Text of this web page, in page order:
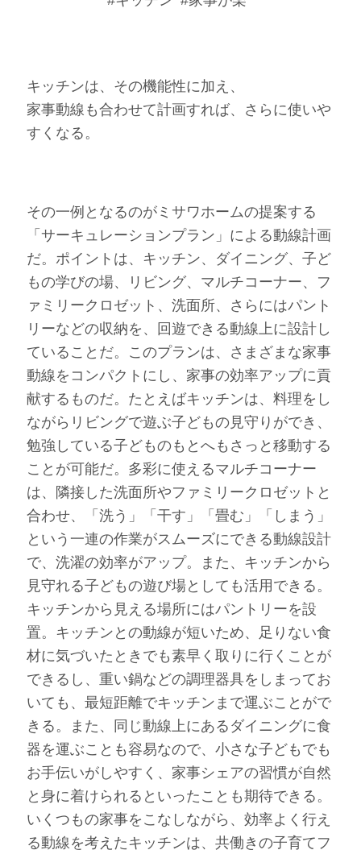
キッチンは、その機能性に加え、
家事動線も合わせて計画すれば、さらに使いや
すくなる。
その一例となるのがミサワホームの提案する
「サーキュレーションプラン」による動線計画
だ。ポイントは、キッチン、ダイニング、子ど
もの学びの場、リビング、マルチコーナー、フ
ァミリークロゼット、洗面所、さらにはパント
リーなどの収納を、回遊できる動線上に設計し
ていることだ。このプランは、さまざまな家事
動線をコンパクトにし、家事の効率アップに貢
献するものだ。たとえばキッチンは、料理をし
ながらリビングで遊ぶ子どもの見守りができ、
勉強している子どものもとへもさっと移動する
ことが可能だ。多彩に使えるマルチコーナー
は、隣接した洗面所やファミリークロゼットと
合わせ、「洗う」「干す」「畳む」「しまう」
という一連の作業がスムーズにできる動線設計
で、洗濯の効率がアップ。また、キッチンから
見守れる子どもの遊び場としても活用できる。
キッチンから見える場所にはパントリーを設
置。キッチンとの動線が短いため、足りない食
材に気づいたときでも素早く取りに行くことが
できるし、重い鍋などの調理器具をしまってお
いても、最短距離でキッチンまで運ぶことがで
きる。また、同じ動線上にあるダイニングに食
器を運ぶことも容易なので、小さな子どもでも
お手伝いがしやすく、家事シェアの習慣が自然
と身に着けられるといったことも期待できる。
いくつもの家事をこなしながら、効率よく行え
る動線を考えたキッチンは、共働きの子育てフ